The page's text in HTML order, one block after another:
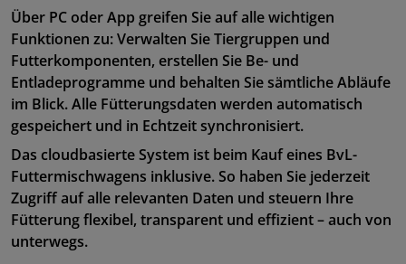
Über PC oder App greifen Sie auf alle wichtigen
Funktionen zu: Verwalten Sie Tiergruppen und
Futterkomponenten, erstellen Sie Be- und
Entladeprogramme und behalten Sie sämtliche Abläufe
im Blick. Alle Fütterungsdaten werden automatisch
gespeichert und in Echtzeit synchronisiert.
Das cloudbasierte System ist beim Kauf eines BvL-
Futtermischwagens inklusive. So haben Sie jederzeit
Zugriff auf alle relevanten Daten und steuern Ihre
Fütterung flexibel, transparent und effizient – auch von
unterwegs.